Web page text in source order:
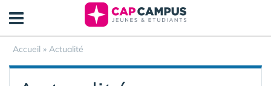
Accueil » Actualité
Panneau de gestion des cookies